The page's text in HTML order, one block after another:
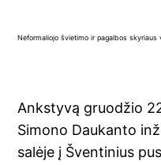
Neformaliojo švietimo ir pagalbos
Ankstyvą gruodžio
Simono Daukanto
salėje į Šventinius